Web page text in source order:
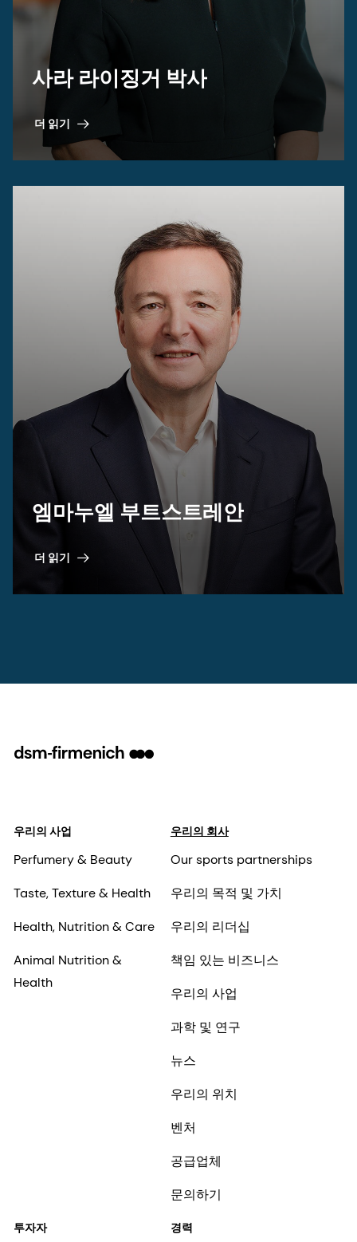
사라 라이징거 박사
더 읽기
엠마누엘 부트스트레안
더 읽기
우리의 사업
Perfumery & Beauty
Taste, Texture & Health
Health, Nutrition & Care
Animal Nutrition &
Health
우리의 회사
Our sports partnerships
우리의 목적 및 가치
우리의 리더십
책임 있는 비즈니스
우리의 사업
과학 및 연구
뉴스
우리의 위치
벤처
공급업체
문의하기
투자자 경력